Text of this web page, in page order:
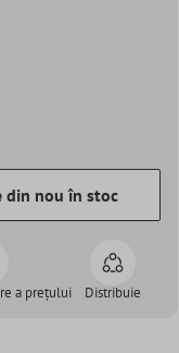
din nou în stoc
a prețului Distribuie